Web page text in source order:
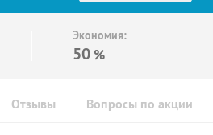
Экономия:
50 %
Отзывы Вопросы по акции